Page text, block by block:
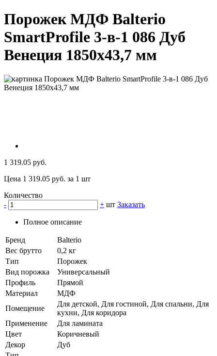
Порожек МДФ Balterio
SmartProfile 3-в-1 086 Дуб
Венеция 1850x43,7 мм
1 319.05 руб.
Цена 1 319.05 руб. за 1 шт
Количество
-
+ шт Заказать
Полное описание
Бренд
Balterio
Вес брутто
0,2 кг
Тип
Порожек
Вид порожка
Универсальный
Профиль
Прямой
Материал
МДФ
Помещение
Для детской, Для гостиной, Для спальни, Для
кухни, Для коридора
Применение
Для ламината
Цвет
Коричневый
Декор
Дуб